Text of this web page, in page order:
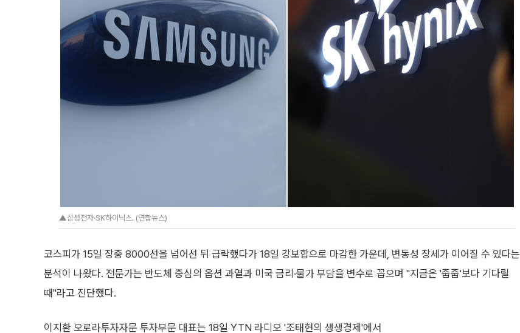
▲삼성전자·SK하이닉스. (연합뉴스)
코스피가 15일 장중 8000선을 넘어선 뒤 급락했다가 18일 강보합으로 마감한 가운데, 변동성 장세가 이어질 수 있다는
분석이 나왔다. 전문가는 반도체 중심의 옵션 과열과 미국 금리·물가 부담을 변수로 꼽으며 "지금은 '줍줍'보다 기다릴
때"라고 진단했다.
이지환 오로라투자자문 투자부문 대표는 18일 YTN 라디오 '조태현의 생생경제'에서